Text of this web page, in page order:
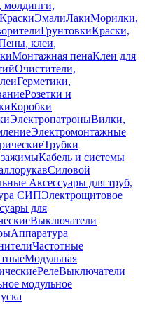
молдинги,
КраскиЭмалиЛакиМорилки,
ГрунтовкиКраски,
клеи,
Монтажная пенаКлеи для
Очистители,
Герметики,
Розетки и
Коробки
ЭлектропатроныВилки,
Электромонтажные
Трубки
Кабель и системы
Силовой
Аксессуары для труб,
СИПЭлектрощитовое
для
Выключатели
Аппаратура
Частотные
Модульная
РелеВыключатели
модульное